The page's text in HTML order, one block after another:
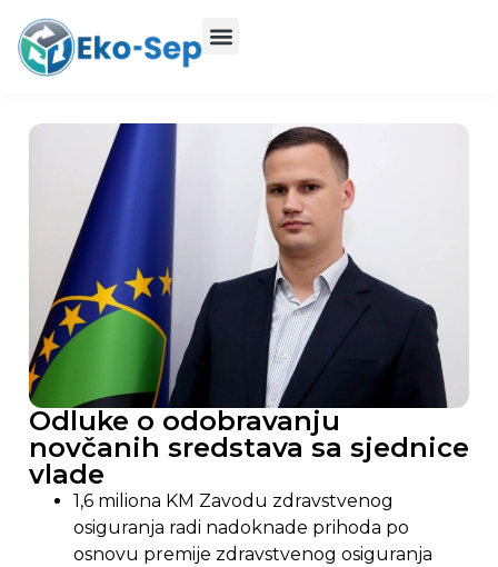
Odluke o odobravanju
novčanih sredstava sa sjednice
vlade
1,6 miliona KM Zavodu zdravstvenog
osiguranja radi nadoknade prihoda po
osnovu premije zdravstvenog osiguranja